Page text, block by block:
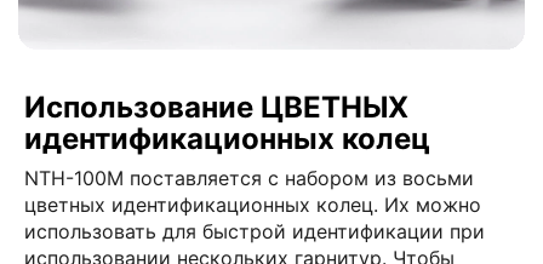
Использование ЦВЕТНЫХ
идентификационных колец
NTH-100M поставляется с набором из восьми
цветных идентификационных колец. Их можно
использовать для быстрой идентификации при
использовании нескольких гарнитур. Чтобы